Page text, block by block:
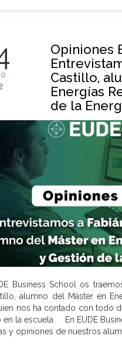
Opiniones
Castillo,
Energías
de la
Business School os
alumno del Máster en
nos ha contado con todo
en la escuela. En EUDE
y opiniones de nuestros